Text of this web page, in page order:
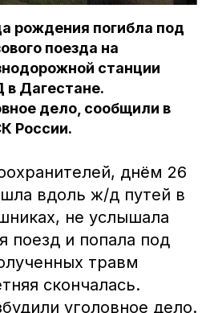
рождения погибла под
поезда на
станции
Дагестане.
дело, сообщили в
России.
днём 26
вдоль ж/д путей в
не услышала
поезд и попала под
травм
скончалась.
уголовное дело.